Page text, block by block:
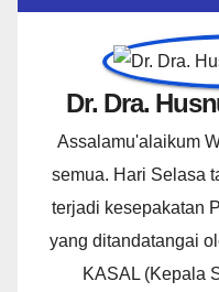
Dr. Dra.
Assalamu'alaikum
semua. Hari Selasa
terjadi kesepakatan
yang ditandatangai
KASAL (Kepala